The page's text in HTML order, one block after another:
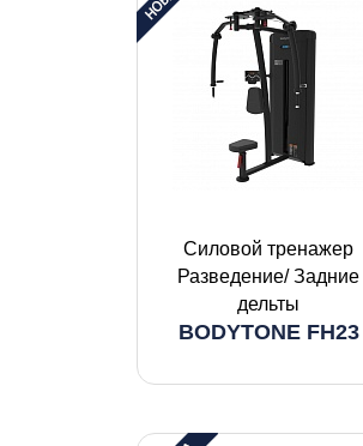
Силовой тренажер
Разведение/ Задние
дельты
BODYTONE FH23